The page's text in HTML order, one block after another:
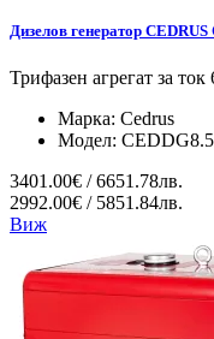
Дизелов генератор
Трифазен агрегат за
Марка: Cedrus
Модел:
3401.00€ / 6651.78лв.
2992.00€ / 5851.84лв.
Виж